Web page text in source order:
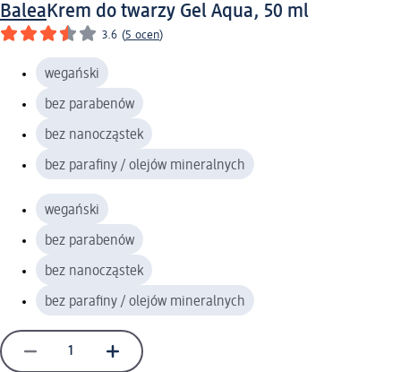
Balea Krem do twarzy Gel Aqua, 50 ml
3.6 (5 ocen)
wegański
bez parabenów
bez nanocząstek
bez parafiny / olejów mineralnych
wegański
bez parabenów
bez nanocząstek
bez parafiny / olejów mineralnych